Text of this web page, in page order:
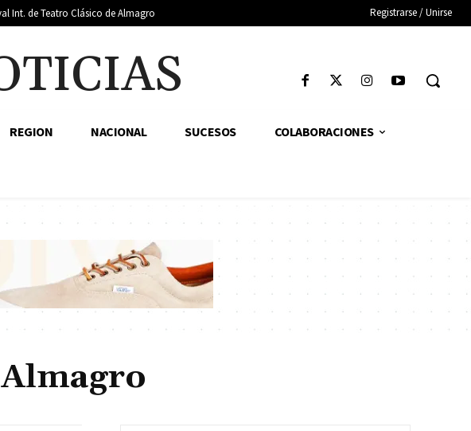
Int. de Teatro Clásico de Almagro Registrarse / Unirse
REGION NACIONAL SUCESOS COLABORACIONES